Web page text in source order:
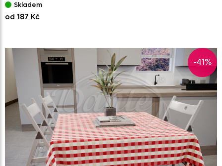
Skladem
od 187 Kč
-41%